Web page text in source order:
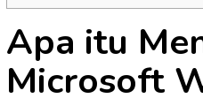
Apa itu
Microsoft